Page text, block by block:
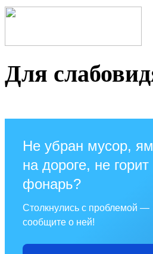
Для
Не убран мусор,
на дороге, не горит
фонарь?
Столкнулись с проблемой —
сообщите о ней!